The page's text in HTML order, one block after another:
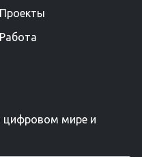
Проекты
Работа
цифровом мире и